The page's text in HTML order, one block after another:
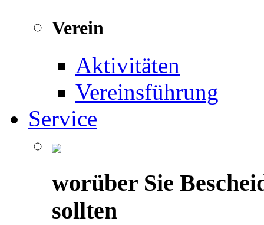
Verein
Aktivitäten
Vereinsführung
Service
worüber Sie
sollten